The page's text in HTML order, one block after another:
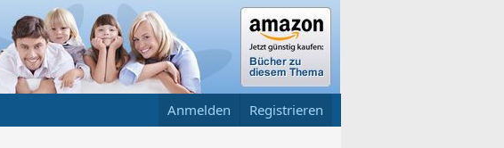
Anmelden Registrieren